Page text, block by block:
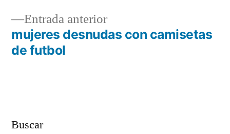
entradas
Entrada anteriorEntrada
anterior:
mujeres desnudas con camisetas
de futbol
Buscar